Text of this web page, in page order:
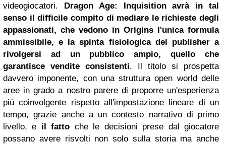
videogiocatori. Dragon Age: Inquisition avrà in tal
senso il difficile compito di mediare le richieste degli
appassionati, che vedono in Origins l'unica formula
ammissibile, e la spinta fisiologica del publisher a
rivolgersi ad un pubblico ampio, quello che
garantisce vendite consistenti. Il titolo si prospetta
davvero imponente, con una struttura open world delle
aree in grado a nostro parere di proporre un'esperienza
più coinvolgente rispetto all'impostazione lineare di un
tempo, grazie anche a un contesto narrativo di primo
livello, e il fatto che le decisioni prese dal giocatore
possano avere risvolti non solo sulla storia ma anche